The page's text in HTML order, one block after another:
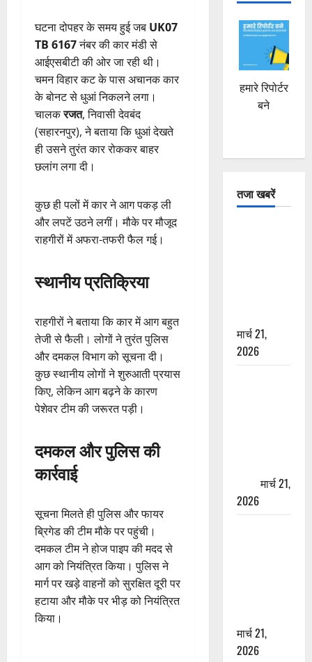
घटना दोपहर के समय हुई जब UK07
TB 6167नंबर की कार मंडी से
आईएसबीटी की ओर जा रही थी।
चमन विहार कट के पास अचानक कार
के बोनट से धुआं निकलने लगा।
चालकरजत, निवासी देवबंद
(सहारनपुर), ने बताया कि धुआं देखते
ही उसने तुरंत कार रोककर बाहर
छलांग लगा दी।
कुछ ही पलों में कार ने आग पकड़ ली
और लपटें उठने लगीं। मौके पर मौजूद
राहगीरों में अफरा-तफरी फैल गई।
स्थानीय प्रतिक्रिया
राहगीरों ने बताया कि कार में आग बहुत
तेजी से फैली। लोगों ने तुरंत पुलिस
और दमकल विभाग को सूचना दी।
कुछ स्थानीय लोगों ने शुरुआती प्रयास
किए, लेकिन आग बढ़ने के कारण
पेशेवर टीम की जरूरत पड़ी।
दमकल और पुलिस की
कार्रवाई
सूचना मिलते ही पुलिस और फायर
ब्रिगेड की टीम मौके पर पहुंची।
दमकल टीम ने होज पाइप की मदद से
आग को नियंत्रित किया। पुलिस ने
मार्ग पर खड़े वाहनों को सुरक्षित दूरी पर
हटाया और मौके पर भीड़ को नियंत्रित
किया।
हमारे रिपोर्टर
बने
तजा खबरें
मार्च 21,
2026
मार्च 21,
2026
मार्च 21,
2026